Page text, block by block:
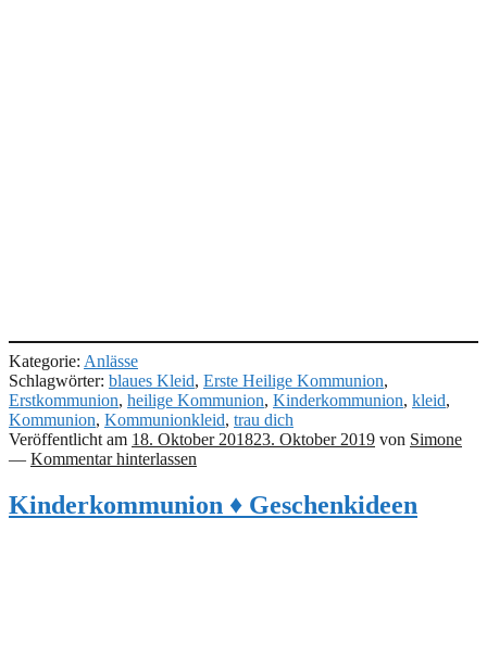
Kategorie: Anlässe
Schlagwörter: blaues Kleid, Erste Heilige Kommunion,
Erstkommunion, heilige Kommunion, Kinderkommunion, kleid,
Kommunion, Kommunionkleid, trau dich
Veröffentlicht am 18. Oktober 201823. Oktober 2019 von Simone
— Kommentar hinterlassen
Kinderkommunion ♦ Geschenkideen